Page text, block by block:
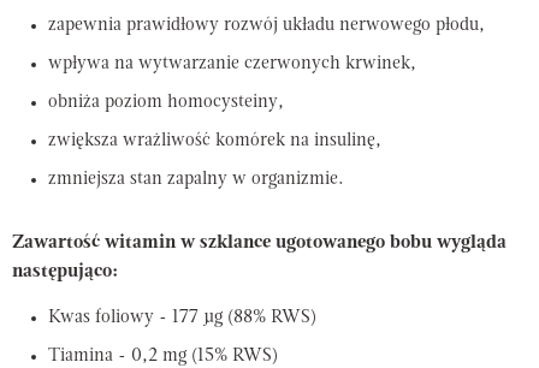
zapewnia prawidłowy rozwój układu nerwowego płodu,
wpływa na wytwarzanie czerwonych krwinek,
obniża poziom homocysteiny,
zwiększa wrażliwość komórek na insulinę,
zmniejsza stan zapalny w organizmie.
Zawartość witamin w szklance ugotowanego bobu wygląda
następująco:
Kwas foliowy - 177 µg (88% RWS)
Tiamina - 0,2 mg (15% RWS)